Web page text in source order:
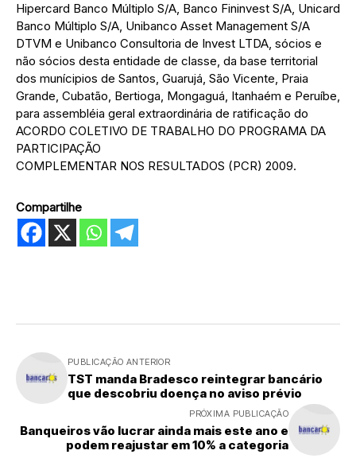
Hipercard Banco Múltiplo S/A, Banco Fininvest S/A, Unicard
Banco Múltiplo S/A, Unibanco Asset Management S/A
DTVM e Unibanco Consultoria de Invest LTDA, sócios e
não sócios desta entidade de classe, da base territorial
dos munícipios de Santos, Guarujá, São Vicente, Praia
Grande, Cubatão, Bertioga, Mongaguá, Itanhaém e Peruíbe,
para assembléia geral extraordinária de ratificação do
ACORDO COLETIVO DE TRABALHO DO PROGRAMA DA
PARTICIPAÇÃO
COMPLEMENTAR NOS RESULTADOS (PCR) 2009.
Compartilhe
PUBLICAÇÃO ANTERIOR
TST manda Bradesco reintegrar bancário
que descobriu doença no aviso prévio
PRÓXIMA PUBLICAÇÃO
Banqueiros vão lucrar ainda mais este ano e
podem reajustar em 10% a categoria